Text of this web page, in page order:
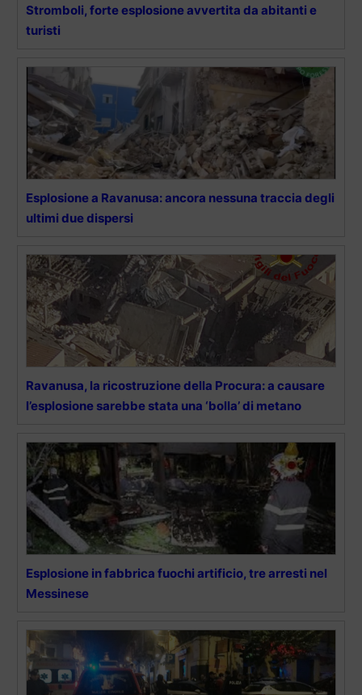
Stromboli, forte esplosione avvertita da abitanti e
turisti
Esplosione a Ravanusa: ancora nessuna traccia degli
ultimi due dispersi
Ravanusa, la ricostruzione della Procura: a causare
l’esplosione sarebbe stata una ‘bolla’ di metano
Esplosione in fabbrica fuochi artificio, tre arresti nel
Messinese